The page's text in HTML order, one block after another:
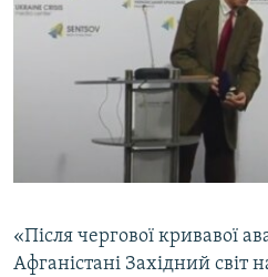
«Після чергової кривавої
Афганістані Західний світ